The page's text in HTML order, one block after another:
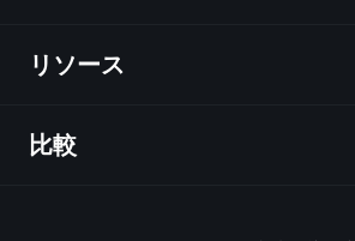
ラーニングハブ
メッセンジャー
外国為替
指数
アフィリエイトプログラム
企業情報
リソース
ヘルプセンター
比較